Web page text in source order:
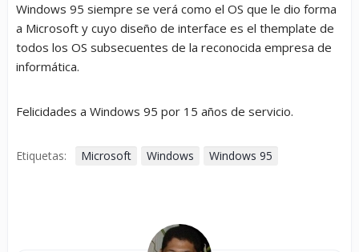
Windows 95 siempre se verá como el OS que le dio forma
a Microsoft y cuyo diseño de interface es el themplate de
todos los OS subsecuentes de la reconocida empresa de
informática.
Felicidades a Windows 95 por 15 años de servicio.
Etiquetas: Microsoft Windows Windows 95